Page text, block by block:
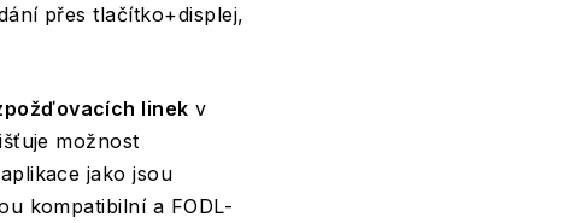
přes tlačítko+displej,
linek v
možnost
jako jsou
kompatibilní a FODL-